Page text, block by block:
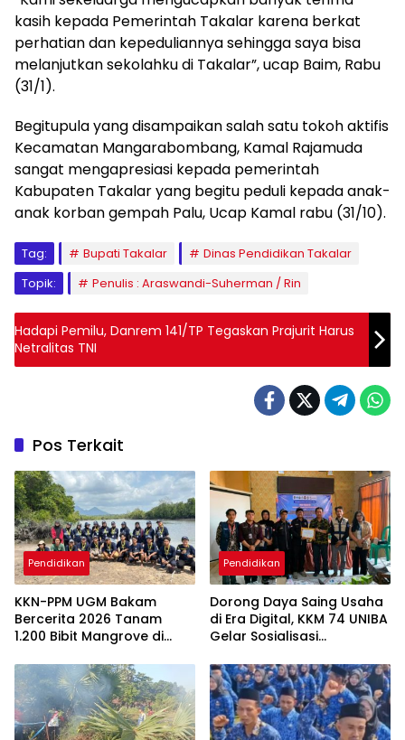
kasih kepada Pemerintah Takalar karena berkat
perhatian dan kepeduliannya sehingga saya bisa
melanjutkan sekolahku di Takalar”, ucap Baim, Rabu
(31/1).
Begitupula yang disampaikan salah satu tokoh aktifis
Kecamatan Mangarabombang, Kamal Rajamuda
sangat mengapresiasi kepada pemerintah
Kabupaten Takalar yang begitu peduli kepada anak-
anak korban gempah Palu, Ucap Kamal rabu (31/10).
Tag: Bupati Takalar
Dinas Pendidikan Takalar
Topik:
Penulis : Araswandi-Suherman / Rin
Hadapi Pemilu, Danrem 141/TP Tegaskan Prajurit Harus
Netralitas TNI
Pos Terkait
Pendidikan
KKN-PPM UGM Bakam
Bercerita 2026 Tanam
1.200 Bibit Mangrove di
Pendidikan
Dorong Daya Saing Usaha
di Era Digital, KKM 74 UNIBA
Gelar Sosialisasi
Berbasis
Technopreneurship